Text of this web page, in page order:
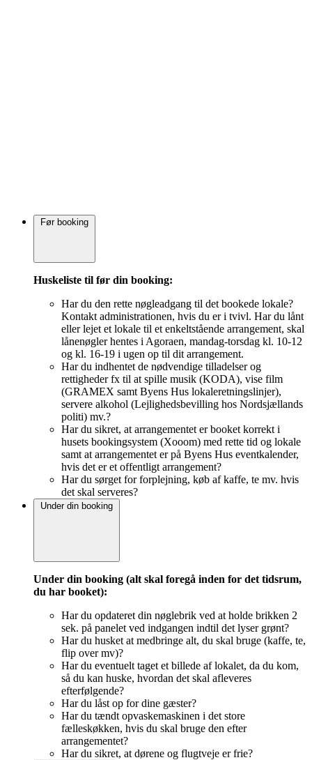
Før booking
Huskeliste til før din booking:
Har du den rette nøgleadgang til det bookede lokale?
Kontakt administrationen, hvis du er i tvivl. Har du lånt
eller lejet et lokale til et enkeltstående arrangement, skal
lånenøgler hentes i Agoraen, mandag-torsdag kl. 10-12
og kl. 16-19 i ugen op til dit arrangement.
Har du indhentet de nødvendige tilladelser og
rettigheder fx til at spille musik (KODA), vise film
(GRAMEX samt Byens Hus lokaleretningslinjer),
servere alkohol (Lejlighedsbevilling hos Nordsjællands
politi) mv.?
Har du sikret, at arrangementet er booket korrekt i
husets bookingsystem (Xooom) med rette tid og lokale
samt at arrangementet er på Byens Hus eventkalender,
hvis det er et offentligt arrangement?
Har du sørget for forplejning, køb af kaffe, te mv. hvis
det skal serveres?
Under din booking
Under din booking (alt skal foregå inden for det tidsrum,
du har booket):
Har du opdateret din nøglebrik ved at holde brikken 2
sek. på panelet ved indgangen indtil det lyser grønt?
Har du husket at medbringe alt, du skal bruge (kaffe, te,
flip over mv)?
Har du eventuelt taget et billede af lokalet, da du kom,
så du kan huske, hvordan det skal afleveres
efterfølgende?
Har du låst op for dine gæster?
Har du tændt opvaskemaskinen i det store
fælleskøkken, hvis du skal bruge den efter
arrangementet?
Har du sikret, at dørene og flugtveje er frie?